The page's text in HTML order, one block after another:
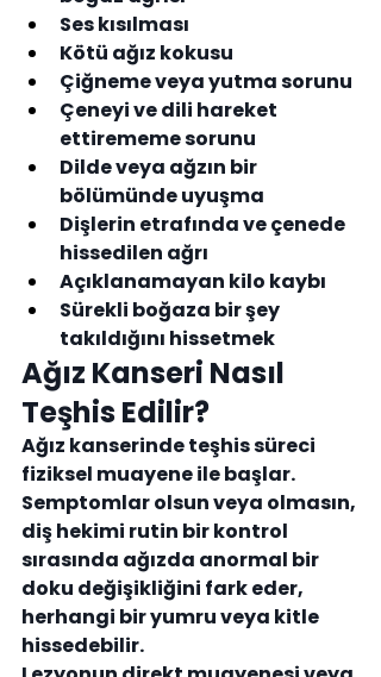
Ses kısılması
Kötü ağız kokusu
Çiğneme veya yutma sorunu
Çeneyi ve dili hareket
ettirememe sorunu
Dilde veya ağzın bir
bölümünde uyuşma
Dişlerin etrafında ve çenede
hissedilen ağrı
Açıklanamayan kilo kaybı
Sürekli boğaza bir şey
takıldığını hissetmek
Ağız Kanseri Nasıl
Teşhis Edilir?
Ağız kanserinde teşhis süreci
fiziksel muayene ile başlar.
Semptomlar olsun veya olmasın,
diş hekimi rutin bir kontrol
sırasında ağızda anormal bir
doku değişikliğini fark eder,
herhangi bir yumru veya kitle
hissedebilir.